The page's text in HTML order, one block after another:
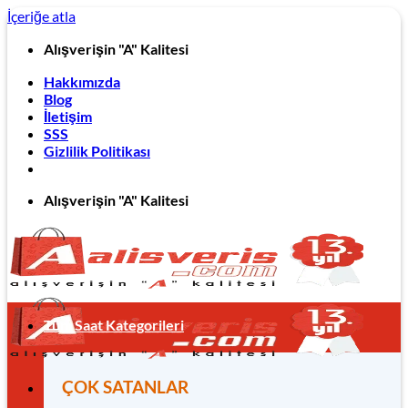
İçeriğe atla
Alışverişin "A" Kalitesi
Hakkımızda
Blog
İletişim
SSS
Gizlilik Politikası
Alışverişin "A" Kalitesi
Tüm Saat Kategorileri
ÇOK SATANLAR